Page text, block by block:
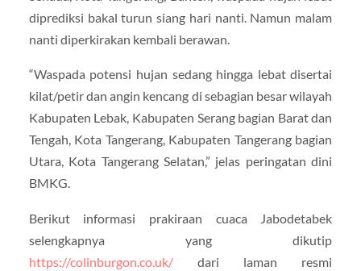
diprediksi bakal turun siang hari nanti. Namun malam
nanti diperkirakan kembali berawan.
“Waspada potensi hujan sedang hingga lebat disertai
kilat/petir dan angin kencang di sebagian besar wilayah
Kabupaten Lebak, Kabupaten Serang bagian Barat dan
Tengah, Kota Tangerang, Kabupaten Tangerang bagian
Utara, Kota Tangerang Selatan,” jelas peringatan dini
BMKG.
Berikut informasi prakiraan cuaca Jabodetabek
selengkapnya yang dikutip
https://colinburgon.co.uk/dari laman resmi